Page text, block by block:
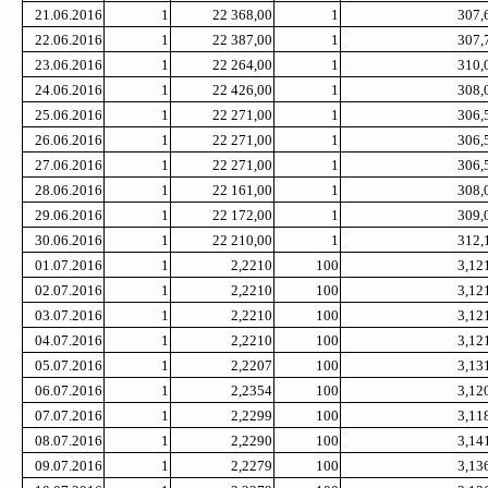
21.06.2016 1 22 368,00 1
22.06.2016
1 22 387,00 1
23.06.2016
1 22 264,00 1
24.06.2016
1 22 426,00 1
25.06.2016
1 22 271,00 1
26.06.2016
1 22 271,00 1
27.06.2016
1 22 271,00 1
28.06.2016
1 22 161,00 1
29.06.2016
1 22 172,00 1
30.06.2016
1 22 210,00 1
01.07.2016
1 2,2210 100
02.07.2016
1 2,2210 100
03.07.2016
1 2,2210 100
04.07.2016
1 2,2210 100
05.07.2016
1 2,2207 100
06.07.2016
1 2,2354 100
07.07.2016
1 2,2299 100
08.07.2016
1 2,2290 100
09.07.2016
1 2,2279 100